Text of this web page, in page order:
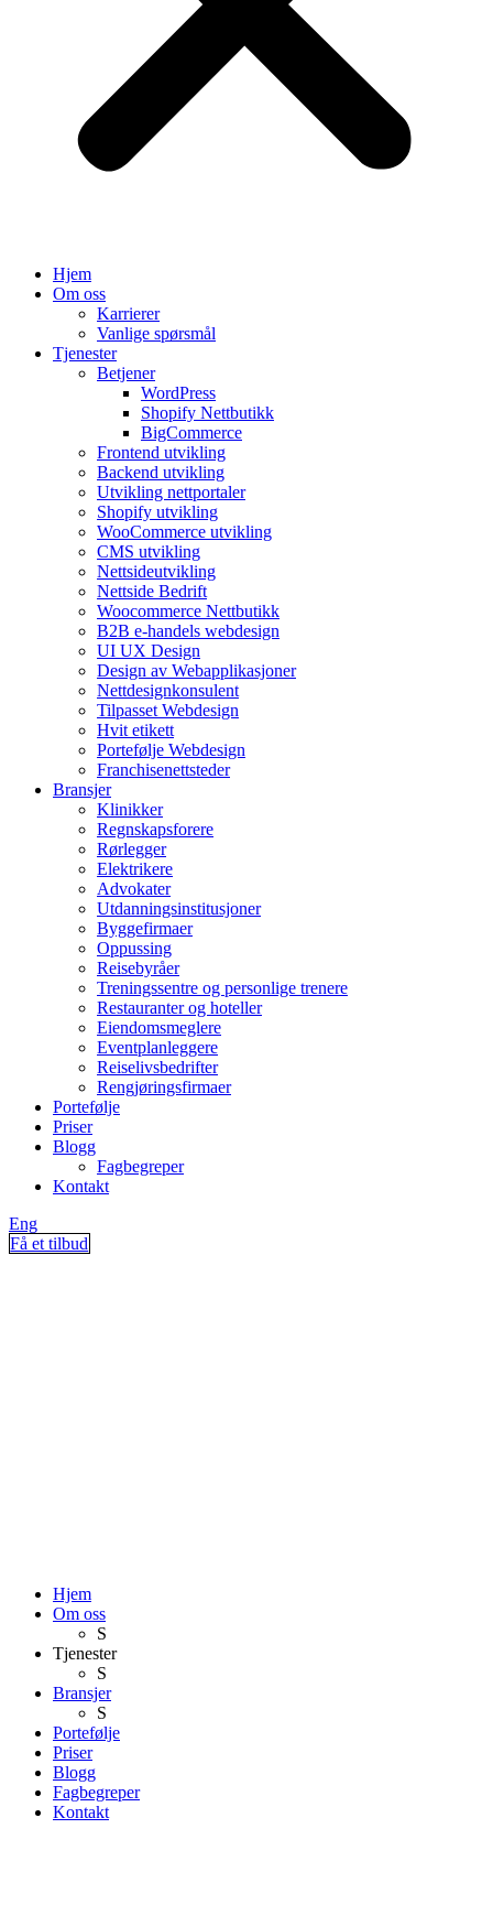
Hjem
Om oss
Karrierer
Vanlige spørsmål
Tjenester
Betjener
WordPress
Shopify Nettbutikk
BigCommerce
Frontend utvikling
Backend utvikling
Utvikling nettportaler
Shopify utvikling
WooCommerce utvikling
CMS utvikling
Nettsideutvikling
Nettside Bedrift
Woocommerce Nettbutikk
B2B e-handels webdesign
UI UX Design
Design av Webapplikasjoner
Nettdesignkonsulent
Tilpasset Webdesign
Hvit etikett
Portefølje Webdesign
Franchisenettsteder
Bransjer
Klinikker
Regnskapsforere
Rørlegger
Elektrikere
Advokater
Utdanningsinstitusjoner
Byggefirmaer
Oppussing
Reisebyråer
Treningssentre og personlige trenere
Restauranter og hoteller
Eiendomsmeglere
Eventplanleggere
Reiselivsbedrifter
Rengjøringsfirmaer
Portefølje
Priser
Blogg
Fagbegreper
Kontakt
Eng
Få et tilbud
Hjem
Om oss
S
Tjenester
S
Bransjer
S
Portefølje
Priser
Blogg
Fagbegreper
Kontakt